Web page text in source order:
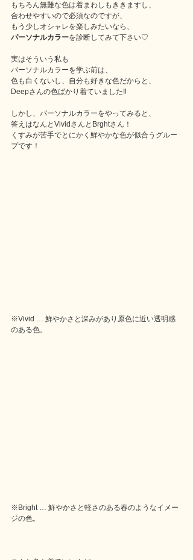
もちろん無難な色は着まわしもききますし、
合わせやすいので必須なのですが、
もう少しオシャレを楽しみたいなら、
パーソナルカラーを診断してみて下さい♡
実はそういう私も
パーソナルカラーを学ぶ前は、
色も白くないし、自分も好きな色だからと、
Deepさんの色ばかり着ていました‼️
しかし、パーソナルカラーをやってみると、
答えはなんとVividさんとBrghtさん！
くすみが苦手でとにかく鮮やかな色が似合うグルー
プです！
※Vivid … 鮮やかさと深みがあり原色に近い透明感
のある色。
※Bright … 鮮やかさと軽さのある春のようなイメー
ジの色。